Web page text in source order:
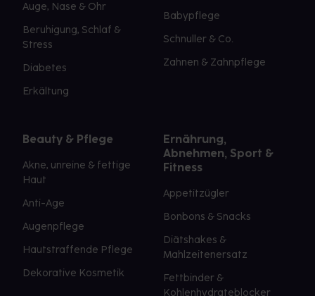
Auge, Nase & Ohr
Beruhigung, Schlaf &
Stress
Diabetes
Erkältung
Babypflege
Schnuller & Co.
Zahnen & Zahnpflege
Beauty & Pflege
Akne, unreine & fettige
Haut
Anti-Age
Augenpflege
Hautstraffende Pflege
Dekorative Kosmetik
Ernährung,
Abnehmen, Sport &
Fitness
Appetitzügler
Bonbons & Snacks
Diätshakes &
Mahlzeitenersatz
Fettbinder &
Kohlenhydrateblocker